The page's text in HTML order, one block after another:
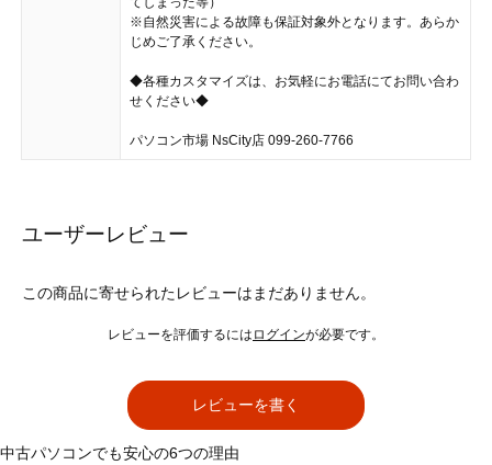
※自然災害による故障も保証対象外となります。あらか
じめご了承ください。
◆各種カスタマイズは、お気軽にお電話にてお問い合わ
せください◆
パソコン市場 NsCity店 099-260-7766
ユーザーレビュー
この商品に寄せられたレビューはまだありません。
レビューを評価するには ログインが必要です。
レビューを書く
中古パソコンでも安心の6つの理由